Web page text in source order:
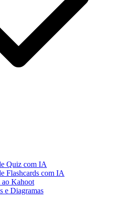
Quiz com IA
Flashcards com IA
ao Kahoot
e Diagramas